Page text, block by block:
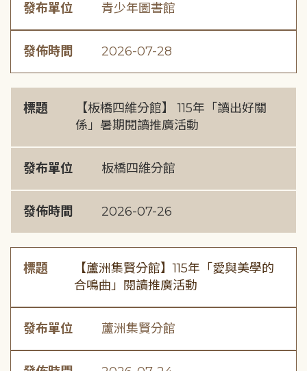
發布單位 青少年圖書館
發佈時間 2026-07-28
標題
【板橋四維分館】 115年「讀出好關
係」暑期閱讀推廣活動
發布單位 板橋四維分館
發佈時間 2026-07-26
標題
【蘆洲集賢分館】115年「愛與美學的
合鳴曲」閱讀推廣活動
發布單位 蘆洲集賢分館